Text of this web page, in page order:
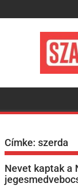
to
Címke:szerda
Nevet kaptak a